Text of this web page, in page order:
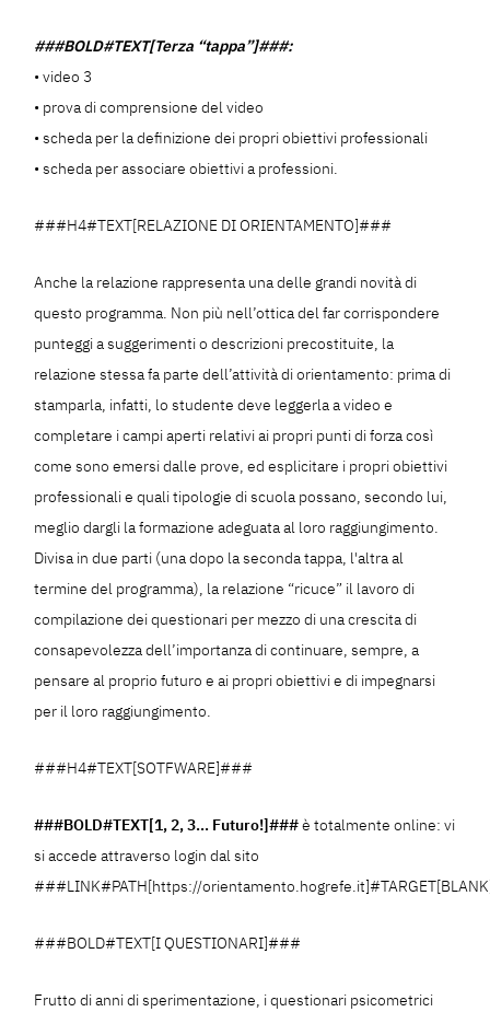
###BOLD#TEXT[Terza “tappa”]###:
• video 3
• prova di comprensione del video
• scheda per la definizione dei propri obiettivi professionali
• scheda per associare obiettivi a professioni.
###H4#TEXT[RELAZIONE DI ORIENTAMENTO]###
Anche la relazione rappresenta una delle grandi novità di
questo programma. Non più nell’ottica del far corrispondere
punteggi a suggerimenti o descrizioni precostituite, la
relazione stessa fa parte dell’attività di orientamento: prima di
stamparla, infatti, lo studente deve leggerla a video e
completare i campi aperti relativi ai propri punti di forza così
come sono emersi dalle prove, ed esplicitare i propri obiettivi
professionali e quali tipologie di scuola possano, secondo lui,
meglio dargli la formazione adeguata al loro raggiungimento.
Divisa in due parti (una dopo la seconda tappa, l'altra al
termine del programma), la relazione “ricuce” il lavoro di
compilazione dei questionari per mezzo di una crescita di
consapevolezza dell’importanza di continuare, sempre, a
pensare al proprio futuro e ai propri obiettivi e di impegnarsi
per il loro raggiungimento.
###H4#TEXT[SOTFWARE]###
###BOLD#TEXT[1, 2, 3… Futuro!]###è totalmente online: vi
si accede attraverso login dal sito
###LINK#PATH[https://
###BOLD#TEXT[I QUESTIONARI]###
Frutto di anni di sperimentazione, i questionari psicometrici